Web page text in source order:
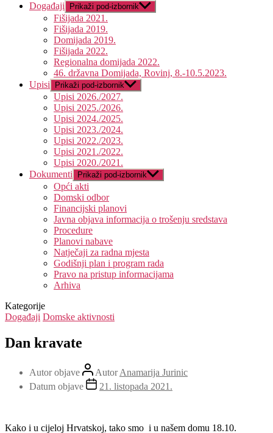
Događaji
Prikaži pod-izbornik
Fišijada 2021.
Fišijada 2019.
Domijada 2019.
Fišijada 2022.
Regionalna domijada 2022.
46. državna Domijada, Rovinj, 8.-10.5.2023.
Upisi
Prikaži pod-izbornik
Upisi 2026./2027.
Upisi 2025./2026.
Upisi 2024./2025.
Upisi 2023./2024.
Upisi 2022./2023.
Upisi 2021./2022.
Upisi 2020./2021.
Dokumenti
Prikaži pod-izbornik
Opći akti
Domski odbor
Financijski planovi
Javna objava informacija o trošenju sredstava
Procedure
Planovi nabave
Natječaji za radna mjesta
Godišnji plan i program rada
Pravo na pristup informacijama
Arhiva
Kategorije
Događaji Domske aktivnosti
Dan kravate
Autor objave AutorAnamarija Jurinic
Datum objave
21. listopada 2021.
Kako i u cijeloj Hrvatskoj, tako smo i u našem domu 18.10.